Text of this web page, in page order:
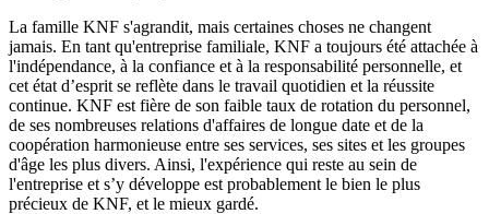
La famille KNF s'agrandit, mais certaines choses ne changent
jamais. En tant qu'entreprise familiale, KNF a toujours été attachée à
l'indépendance, à la confiance et à la responsabilité personnelle, et
cet état d’esprit se reflète dans le travail quotidien et la réussite
continue. KNF est fière de son faible taux de rotation du personnel,
de ses nombreuses relations d'affaires de longue date et de la
coopération harmonieuse entre ses services, ses sites et les groupes
d'âge les plus divers. Ainsi, l'expérience qui reste au sein de
l'entreprise et s’y développe est probablement le bien le plus
précieux de KNF, et le mieux gardé.